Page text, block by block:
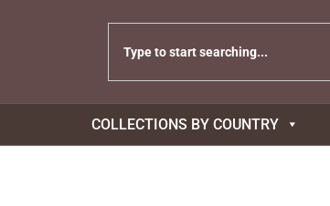
COLLECTIONS BY COUNTRY